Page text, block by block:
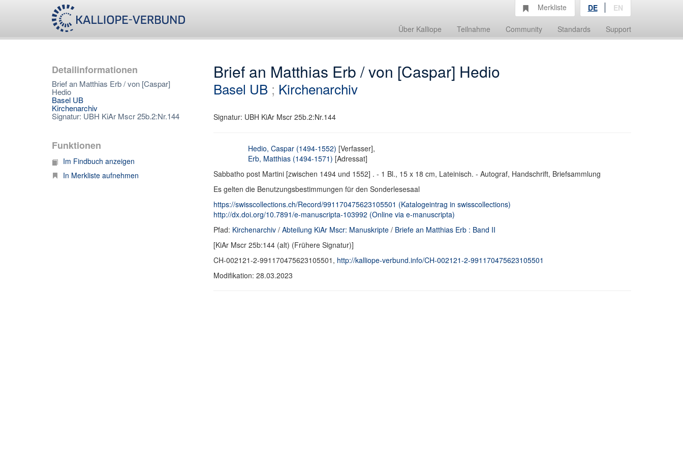
Über Kalliope Teilnahme Community Standards Support
Merkliste DE EN
Detailinformationen
Brief an Matthias Erb / von [Caspar]
Hedio
Basel UB
Kirchenarchiv
Signatur: UBH KiAr Mscr 25b.2:Nr.144
Funktionen
Im Findbuch anzeigen
In Merkliste aufnehmen
Brief an Matthias Erb / von [Caspar] Hedio
Basel UB ; Kirchenarchiv
Signatur: UBH KiAr Mscr 25b.2:Nr.144
Hedio, Caspar (1494-1552) [Verfasser],
Erb, Matthias (1494-1571) [Adressat]
Sabbatho post Martini [zwischen 1494 und 1552] . - 1 Bl., 15 x 18 cm, Lateinisch. - Autograf, Handschrift, Briefsammlung
Es gelten die Benutzungsbestimmungen für den Sonderlesesaal
https://swisscollections.ch/Record/991170475623105501 (Katalogeintrag in swisscollections)
http://dx.doi.org/10.7891/e-manuscripta-103992 (Online via e-manuscripta)
Pfad: Kirchenarchiv/ Abteilung KiAr Mscr: Manuskripte/ Briefe an Matthias Erb : Band II
[KiAr Mscr 25b:144 (alt) (Frühere Signatur)]
CH-002121-2-991170475623105501, http://kalliope-verbund.info/CH-002121-2-991170475623105501
Modifikation: 28.03.2023